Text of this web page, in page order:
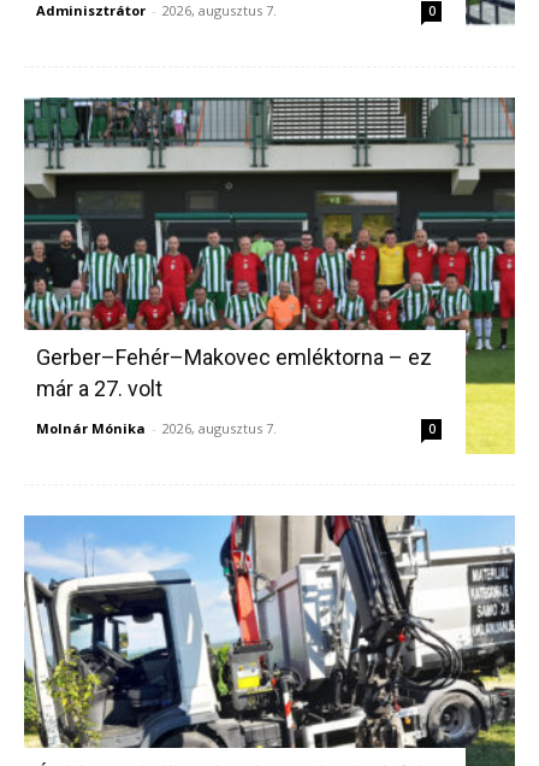
Adminisztrátor - 2026, augusztus 7. 0
Gerber–Fehér–Makovec emléktorna – ez
már a 27. volt
Molnár Mónika - 2026, augusztus 7. 0